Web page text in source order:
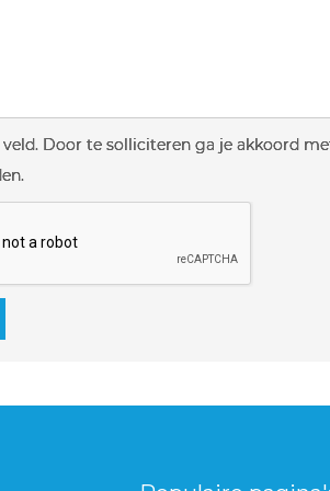
Door te solliciteren ga je akkoord